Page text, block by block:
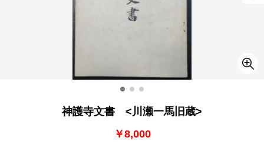
神護寺文書 <川瀬一馬旧蔵>
￥8,000